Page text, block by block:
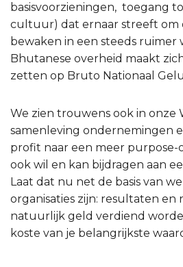
basisvoorzieningen, toegang
cultuur) dat ernaar streeft
bewaken in een steeds ruimer
Bhutanese overheid maakt
zetten op Bruto Nationaal
We zien trouwens ook in onze
samenleving ondernemingen
profit naar een meer purpose-
ook wil en kan bijdragen aan
Laat dat nu net de basis van
organisaties zijn: resultaten en
natuurlijk geld verdiend
koste van je belangrijkste